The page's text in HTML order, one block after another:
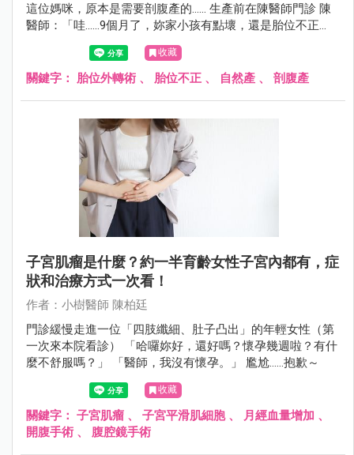
這位媽咪，原本是需要剖腹產的...... 生產前在陳醫師門診 陳
醫師：「哇......9個月了，妳家小孩有點壞，還是胎位不正
（臀位），不轉下來耶。這樣下去可能要開刀了！」 孕媽咪
孕婦：「我已經很認真做膝胸臥了，前兩胎都自然產，這胎
真的很不想剖腹。」
收藏
關鍵字： 胎位外轉術 、 胎位不正 、 自然產 、 剖腹產
子宮肌瘤是什麼？約一半育齡女性子宮內都有，症
狀和治療方式一次看！
作者：小樹醫師 陳柏廷
門診緩慢走進一位「四肢纖細、肚子凸出」的年輕女性（第
一次來本院看診） 「哈囉妳好，還好嗎？懷孕幾週啦？有什
麼不舒服嗎？」 「醫師，我沒有懷孕。」 尷尬……抱歉～
收藏
關鍵字： 子宮肌瘤 、 子宮平滑肌細胞、 月經血量增加 、
開腹手術 、 腹腔鏡手術